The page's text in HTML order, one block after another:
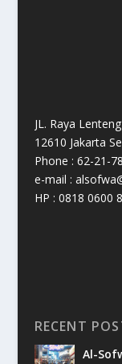
JL. Raya
12610 Jakarta
Phone : 62-21-
e-mail :
HP : 0818 0600
RECENT
Al-